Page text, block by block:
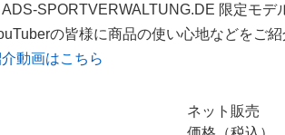
SPORTVERWALTUNG.DE 限定モデ
の皆様に商品の使い心地などをご紹
動画はこちら
ネット販売